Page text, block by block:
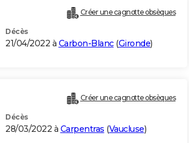
Créer une cagnotte obsèques
Décès
21/04/2022 à Carbon-Blanc(Gironde)
Créer une cagnotte obsèques
Décès
28/03/2022 à Carpentras (Vaucluse)